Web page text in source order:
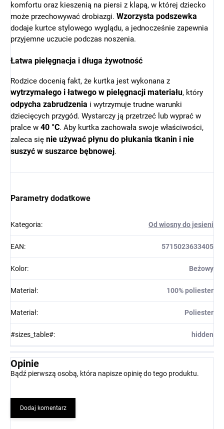
komfortu oraz kieszenią na piersi z klapą, w której dziecko
może przechowywać drobiazgi. Wzorzysta podszewka
dodaje kurtce stylowego wyglądu, a jednocześnie zapewnia
przyjemne uczucie podczas noszenia.
Łatwa pielęgnacja i długa żywotność
Rodzice docenią fakt, że kurtka jest wykonana z
wytrzymałego i łatwego w pielęgnacji materiału, który
odpycha zabrudzenia i wytrzymuje trudne warunki
dziecięcych przygód. Wystarczy ją przetrzeć lub wyprać w
pralce w 40 °C. Aby kurtka zachowała swoje właściwości,
zaleca się nie używać płynu do płukania tkanin i nie
suszyć w suszarce bębnowej.
Parametry dodatkowe
Kategoria: Od wiosny do jesieni
EAN: 5715023633405
Kolor: Beżowy
Materiał: 100% poliester
Materiał: Poliester
#sizes_table#: hidden
Opinie
Bądź pierwszą osobą, która napisze opinię do tego produktu.
Dodaj komentarz